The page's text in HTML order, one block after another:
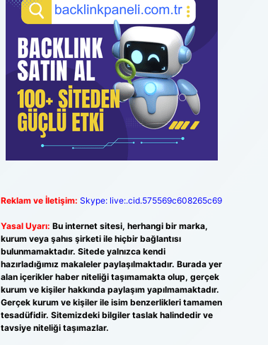
Reklam ve İletişim: Skype: live:.cid.575569c608265c69
Yasal Uyarı: Bu internet sitesi, herhangi bir marka,
kurum veya şahıs şirketi ile hiçbir bağlantısı
bulunmamaktadır. Sitede yalnızca kendi
hazırladığımız makaleler paylaşılmaktadır. Burada yer
alan içerikler haber niteliği taşımamakta olup, gerçek
kurum ve kişiler hakkında paylaşım yapılmamaktadır.
Gerçek kurum ve kişiler ile isim benzerlikleri tamamen
tesadüfidir. Sitemizdeki bilgiler taslak halindedir ve
tavsiye niteliği taşımazlar.